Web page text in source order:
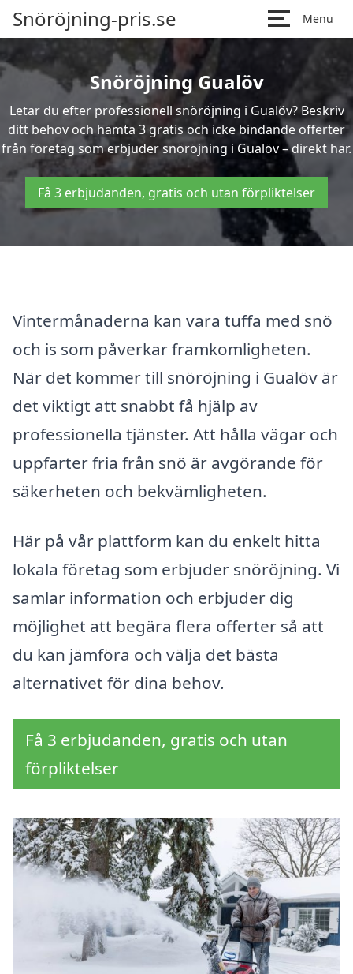
Snöröjning-pris.se Menu
Snöröjning Gualöv
Letar du efter professionell snöröjning i Gualöv? Beskriv
ditt behov och hämta 3 gratis och icke bindande offerter
från företag som erbjuder snöröjning i Gualöv – direkt här.
Få 3 erbjudanden, gratis och utan förpliktelser
Vintermånaderna kan vara tuffa med snö
och is som påverkar framkomligheten.
När det kommer till snöröjning i Gualöv är
det viktigt att snabbt få hjälp av
professionella tjänster. Att hålla vägar och
uppfarter fria från snö är avgörande för
säkerheten och bekvämligheten.
Här på vår plattform kan du enkelt hitta
lokala företag som erbjuder snöröjning. Vi
samlar information och erbjuder dig
möjlighet att begära flera offerter så att
du kan jämföra och välja det bästa
alternativet för dina behov.
Få 3 erbjudanden, gratis och utan
förpliktelser